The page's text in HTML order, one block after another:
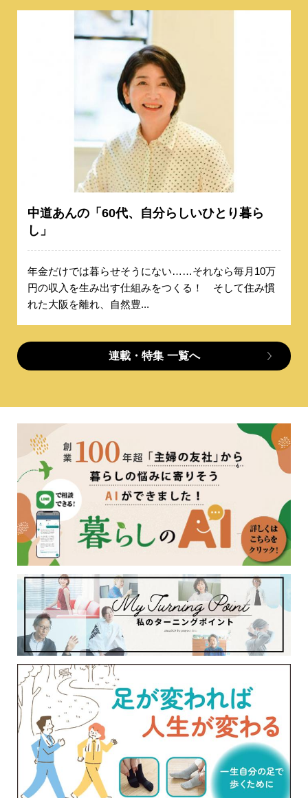
中道あんの「60代、自分らしいひとり暮ら
し」
年金だけでは暮らせそうにない……それなら毎月10万
円の収入を生み出す仕組みをつくる！ そして住み慣
れた大阪を離れ、自然豊...
連載・特集 一覧へ